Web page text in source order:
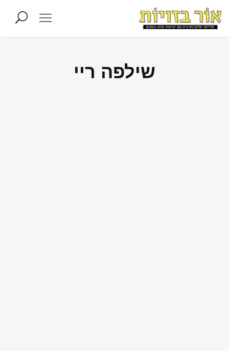
שילפה ריי